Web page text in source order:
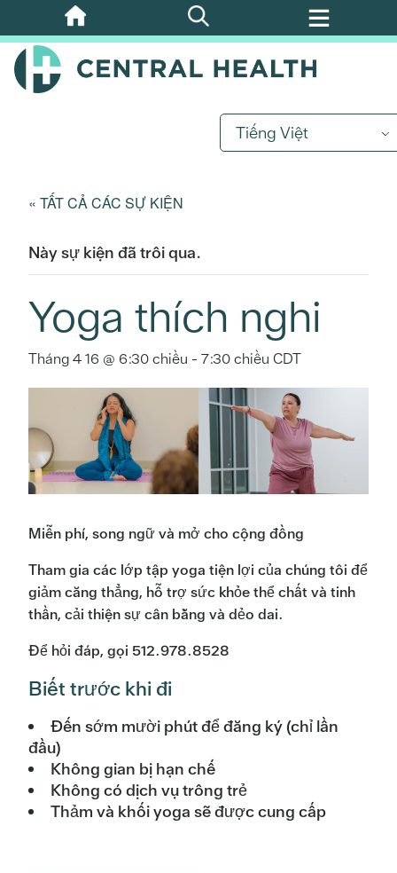
Bỏ
qua
nội
Tiếng Việt
« TẤT CẢ CÁC SỰ KIỆN
Này sự kiện đã trôi qua.
Yoga thích nghi
Tháng 4 16 @ 6:30 chiều - 7:30 chiều CDT
Miễn phí, song ngữ và mở cho cộng đồng
Tham gia các lớp tập yoga tiện lợi của chúng tôi để
giảm căng thẳng, hỗ trợ sức khỏe thể chất và tinh
thần, cải thiện sự cân bằng và dẻo dai.
Để hỏi đáp, gọi 512.978.8528
Biết trước khi đi
Đến sớm mười phút để đăng ký (chỉ lần
đầu)
Không gian bị hạn chế
Không có dịch vụ trông trẻ
Thảm và khối yoga sẽ được cung cấp